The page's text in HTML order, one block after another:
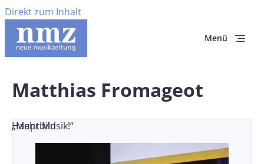
Direkt zum Inhalt
Menü
Matthias Fromageot
„Mehr Musik!“
Hauptbild